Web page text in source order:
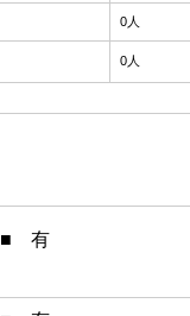
0人
0人
■ 有